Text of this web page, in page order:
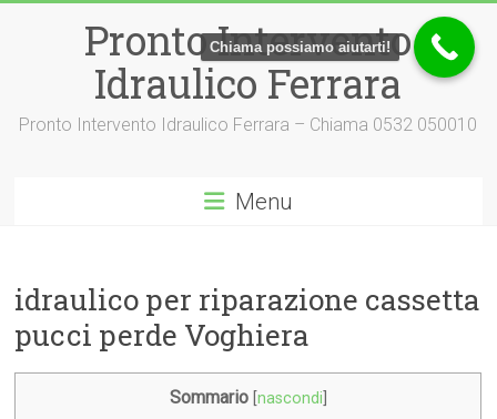
Pronto Intervento
Idraulico Ferrara
Pronto Intervento Idraulico Ferrara – Chiama 0532 050010
Menu
idraulico per riparazione cassetta
pucci perde Voghiera
Sommario nascondi
Chiama possiamo aiutarti!